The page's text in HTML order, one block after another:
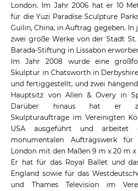
London. Im Jahr 2006 hat er 10
für die Yuzi Paradise Sculpture
Guilin, China, in Auftrag gegeben.
zwei große Werke von der Stadt St.
Barada-Stiftung in Lissabon
Im Jahr 2008 wurde eine
Skulptur in Chatsworth in
und fertiggestellt, und zwei
Hauptsitz von Allen & Overy in
Darüber hinaus hat er
Skulpturaufträge im Vereinigten
USA ausgeführt und arbeitet
monumentalen Auftragswerk
London mit den Maßen 9 m x 20 m x
Er hat für das Royal Ballet und
England sowie für das
und Thames Television im